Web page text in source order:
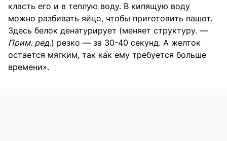
класть его и в теплую воду. В кипящую воду
можно разбивать яйцо, чтобы приготовить пашот.
Здесь белок денатурирует (меняет структуру. —
Прим. ред.) резко — за 30-40 секунд. А желток
остается мягким, так как ему требуется больше
времени».